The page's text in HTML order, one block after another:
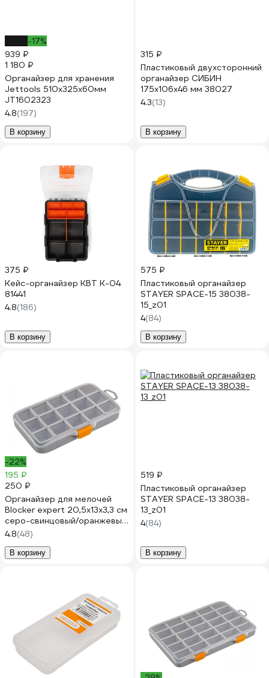
-17%
939 ₽
1 180 ₽
Органайзер для хранения
Jettools 510х325х60мм
JT1602323
4.8(197)
В корзину
315 ₽
Пластиковый двухсторонний
органайзер СИБИН
175x106x46 мм 38027
4.3(13)
В корзину
375 ₽
Кейс-органайзер КВТ К-04
81441
4.8(186)
В корзину
575 ₽
Пластиковый органайзер
STAYER SPACE-15 38038-
15_z01
4(84)
В корзину
-22%
195 ₽
250 ₽
Органайзер для мелочей
Blocker expert 20,5x13x3,3 см
серо-свинцовый/оранжевый
33753
4.8(48)
В корзину
519 ₽
Пластиковый органайзер
STAYER SPACE-13 38038-
13_z01
4(84)
В корзину